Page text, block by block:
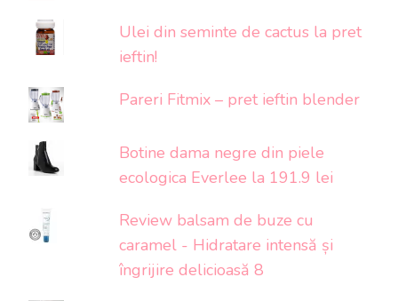
Ulei din seminte de cactus la pret
ieftin!
Pareri Fitmix – pret ieftin blender
Botine dama negre din piele
ecologica Everlee la 191.9 lei
Review balsam de buze cu
caramel - Hidratare intensă și
îngrijire delicioasă 8